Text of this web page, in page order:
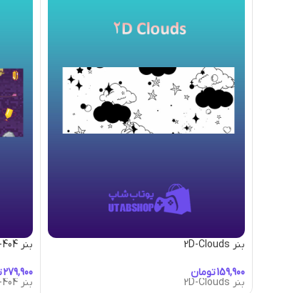
بنر 2D-Clouds
تومان
بنر 2D-Clouds
بنر 404-Dragons
بنر 404-Dragons